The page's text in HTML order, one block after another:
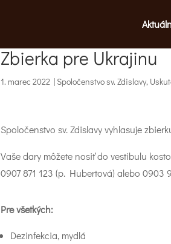
Zbierka pre Ukrajinu
1. marec 2022 | Spoločenstvo sv. Zdislavy,
Spoločenstvo sv. Zdislavy vyhlasuje
Vaše dary môžete nosiť do vestibulu
0907 871 123 (p. Hubertová) alebo 0903
Pre všetkých:
Dezinfekcia, mydlá